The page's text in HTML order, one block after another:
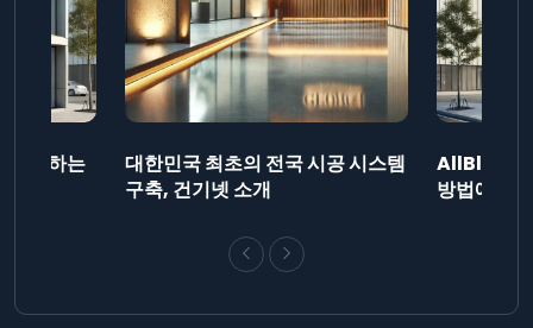
제출하는
대한민국 최초의 전국 시공 시스템
구축, 건기넷 소개
AllBlog에
방법에 대